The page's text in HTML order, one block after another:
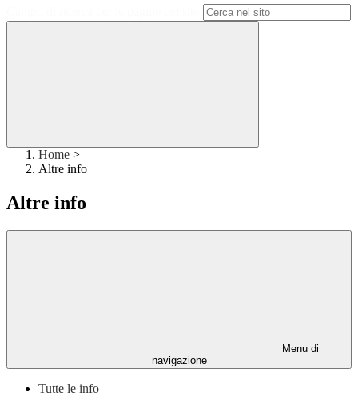
Home >
Altre info
Altre info
Menu di
navigazione
Tutte le info